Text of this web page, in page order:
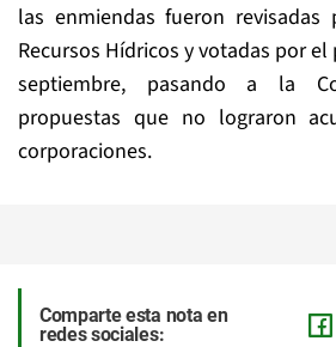
las enmiendas fueron
Recursos Hídricos y votadas por
septiembre, pasando a la
propuestas que no lograron
corporaciones.
Comparte esta nota en
redes sociales: